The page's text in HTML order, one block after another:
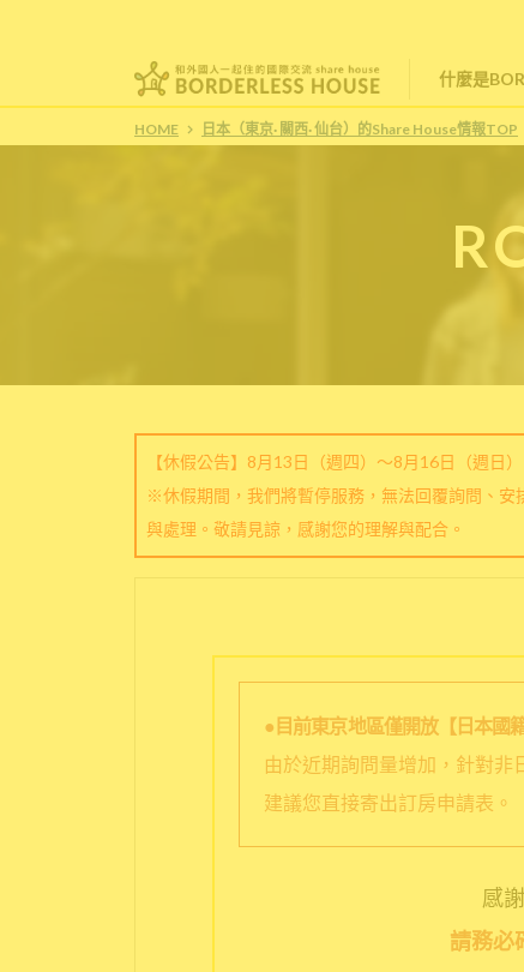
什麼是
HOME 日本（東京· 關西· 仙台）的Share House情報TOP
【休假公告】8月13日（週四）～8月16日（週日）
※休假期間，我們將暫停服務，無法回覆詢問、安
與處理。敬請見諒，感謝您的理解與配合。
●目前東京地區僅開放【日本國
由於近期詢問量增加，針對非
建議您直接寄出訂房申請表。
感
請務必